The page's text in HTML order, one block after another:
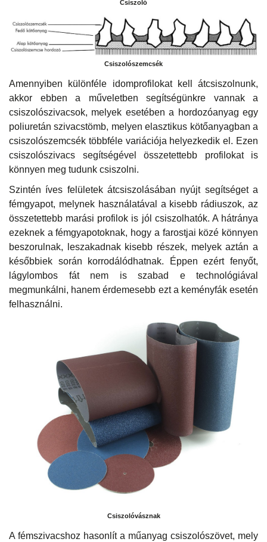
Csiszoló
Csiszolószemcsék
Amennyiben különféle idomprofilokat kell átcsiszolnunk,
akkor ebben a műveletben segítségünkre vannak a
csiszolószivacsok, melyek esetében a hordozóanyag egy
poliuretán szivacstömb, melyen elasztikus kötőanyagban a
csiszolószemcsék többféle variációja helyezkedik el. Ezen
csiszolószivacs segítségével összetettebb profilokat is
könnyen meg tudunk csiszolni.
Szintén íves felületek átcsiszolásában nyújt segítséget a
fémgyapot, melynek használatával a kisebb rádiuszok, az
összetettebb marási profilok is jól csiszolhatók. A hátránya
ezeknek a fémgyapotoknak, hogy a farostjai közé könnyen
beszorulnak, leszakadnak kisebb részek, melyek aztán a
későbbiek során korrodálódhatnak. Éppen ezért fenyőt,
lágylombos fát nem is szabad e technológiával
megmunkálni, hanem érdemesebb ezt a keményfák esetén
felhasználni.
Csiszolóvásznak
A fémszivacshoz hasonlít a műanyag csiszolószövet, mely